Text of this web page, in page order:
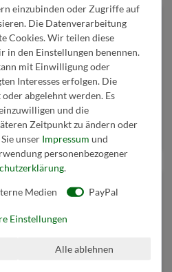
Freunde musizieren
€ *
MwSt.zzgl.Versandkosten
Details anzeigen
Blicke
einzubinden oder Zugriffe auf
Die Datenverarbeitung
Cookies. Wir teilen diese
in den Einstellungen benennen.
mit Einwilligung oder
Interesses erfolgen. Die
abgelehnt werden. Es
und die
Zeitpunkt zu ändern oder
unser Impressum und
personenbezogener
.
Medien PayPal
Einstellungen
Alle ablehnen